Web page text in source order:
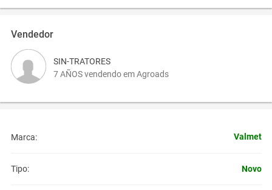
Vendedor
SIN-TRATORES
7 AÑOS vendendo em Agroads
Marca: Valmet
Tipo: Novo